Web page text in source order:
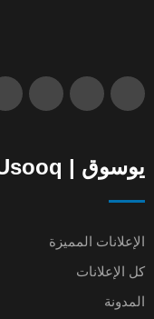
يوسوق | Usooq
الإعلانات المميزة
كل الإعلانات
المدونة